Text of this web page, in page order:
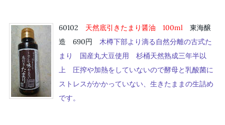
60102 天然底引きたまり醤油 100ml 東海醸
造 690円 木樽下部より滴る自然分離の古式た
まり 国産丸大豆使用 杉桶天然熟成三年半以
上 圧搾や加熱をしていないので酵母と乳酸菌に
ストレスがかかっていない、生きたままの生詰め
です。